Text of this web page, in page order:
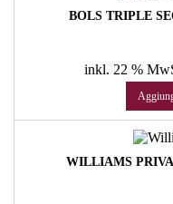
BOLS TRIPLE
inkl. 22 %
WILLIAMS